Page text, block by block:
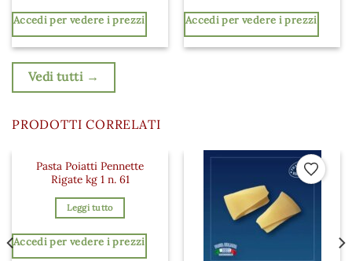
Accedi per vedere i prezzi Accedi per vedere i prezzi
Vedi tutti →
PRODOTTI CORRELATI
Aggiungi ai preferiti
Pasta Poiatti Pennette
Rigate kg 1 n. 61
Leggi tutto
Accedi per vedere i prezzi
ai preferiti